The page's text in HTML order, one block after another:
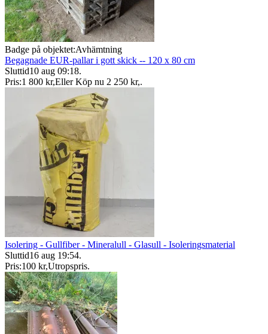
Badge på objektet:Avhämtning
Begagnade EUR-pallar i gott skick -- 120 x 80 cm
Sluttid10 aug 09:18.
Pris:1 800 kr,Eller Köp nu 2 250 kr,.
Isolering - Gullfiber - Mineralull - Glasull - Isoleringsmaterial
Sluttid16 aug 19:54.
Pris:100 kr,Utropspris.